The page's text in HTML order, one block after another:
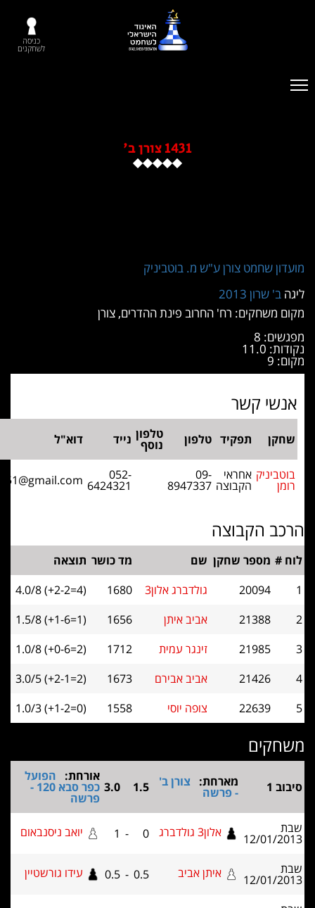
שחמט צורן ע"ש מ. בוטביניק
2013
רח' החרוב פינת ההדרים, צורן
8
קשר
תפקיד טלפון טלפון
נוסף נייד דוא"ל
אחראי
הקבוצה
09-
8947337
6424321
romb1951@gmail.com
הקבוצה
מספר שחקן שם מד כושר תוצאה
20094
גולדברג אלון3 1680
4.0/8 (+2-2=4)
21388
אביב איתן 1656
1.5/8 (+1-6=1)
21985
זינגר עמית 1712
1.0/8 (+0-6=2)
21426
אביב אבירם 1673
3.0/5 (+2-1=2)
22639
צופה יוסי 1558
1.0/3 (+1-2=0)
מארחת:צורן ב'
- פרשה 1.5
3.0
אורחת:הפועל
כפר סבא 120 -
12/ אלון3 גולדברג 0
- יואב ניסנבאום
12/ איתן אביב 0.5
0.5 עידו גורשטיין